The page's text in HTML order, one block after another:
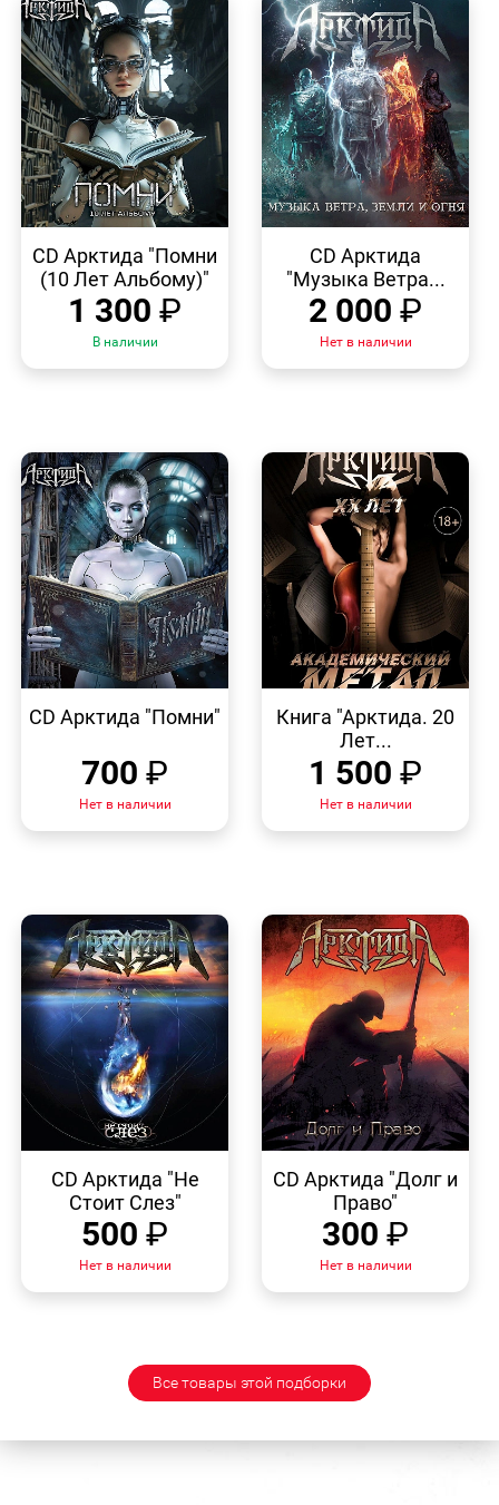
ПРОСМОТР
CD Арктида "Помни
(10 Лет Альбому)"
1 300 ₽
В наличии
CD Арктида
"Музыка Ветра...
2 000 ₽
Нет в наличии
ПРОСМОТР
CD Арктида "Помни"
700 ₽
Нет в наличии
ПРОСМОТР
Книга "Арктида. 20
Лет...
1 500 ₽
Нет в наличии
ПРОСМОТР
CD Арктида "Не
Стоит Слез"
500 ₽
Нет в наличии
ПРОСМОТР
CD Арктида "Долг и
Право"
300 ₽
Нет в наличии
Все товары этой подборки